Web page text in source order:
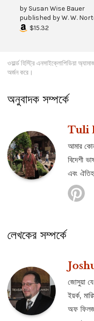
by Susan Wise Bauer
published byW. W.
$15.32
ওয়ার্ল্ড হিস্ট্রি এনসাইক্লোপিডিয়া
অর্জন করে।
অনুবাদক সম্পর্কে
Tuli
আমার
বিদেশী
এবং
লেখকের সম্পর্কে
জোসুয়া
ইয়র্ক,
অফ